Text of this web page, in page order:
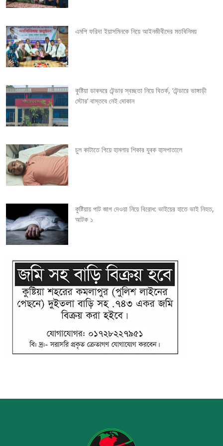
a
v
i
g
a
t
i
o
n
এমপি ফরিদা ইয়াসমিনকে নিয়ে আইনজীবীদের মতবিনিময়
কুষ্টিয়া ডাকঘরে টেন্ডার স্বচ্ছতা নিয়ে বিতর্ক, ‘টেন্ডারে ভাঙ্গাড়ী
স্টোর’ বাস্তবে নেই দোকান
চুল কাটাতে গিয়ে হামলার শিকার যুবক হাসপাতালে
কুষ্টিয়ায় পাট জাগ দেওয়া নিয়ে বিরোধ: ভাইয়ের হাতে ভাই নিহত,
আটক ১